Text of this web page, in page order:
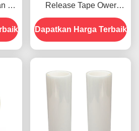
uV
Release Tape Ower
Adhesion Setelah Iradiasi
UV ODM
Dapatkan Harga Terbaik